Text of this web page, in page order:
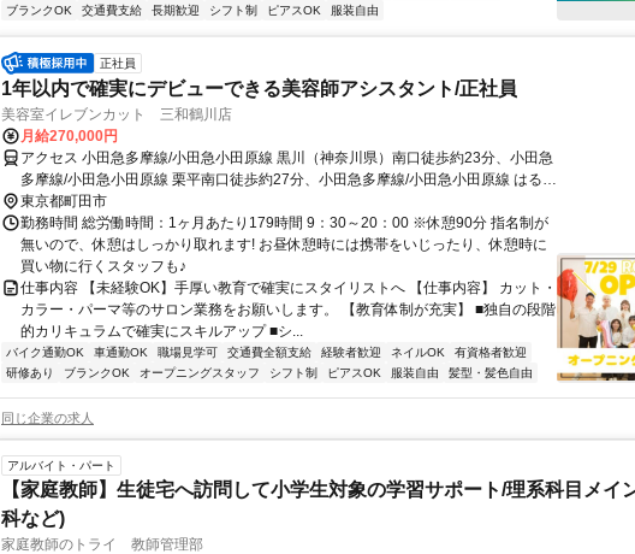
ブランクOK
交通費支給 長期歓迎 シフト制 ピアスOK 服装自由
正社員
1年以内で確実にデビューできる美容師アシスタント/正社員
美容室イレブンカット 三和鶴川店
月給270,000円
アクセス 小田急多摩線/小田急小田原線 黒川（神奈川県）南口徒歩約23分、小田急
多摩線/小田急小田原線 栗平南口徒歩約27分、小田急多摩線/小田急小田原線 はるひ
野南口徒歩約35分
東京都町田市
勤務時間 総労働時間：1ヶ月あたり179時間 9：30～20：00 ※休憩90分 指名制が
無いので、休憩はしっかり取れます! お昼休憩時には携帯をいじったり、休憩時に
買い物に行くスタッフも♪
仕事内容 【未経験OK】手厚い教育で確実にスタイリストへ 【仕事内容】 カット・
カラー・パーマ等のサロン業務をお願いします。 【教育体制が充実】 ■独自の段階
的カリキュラムで確実にスキルアップ ■シ...
バイク通勤OK 車通勤OK 職場見学可 交通費全額支給 経験者歓迎 ネイルOK
有資格者歓迎
研修あり
ブランクOK オープニングスタッフ シフト制 ピアスOK 服装自由 髪型・髪色自由
同じ企業の求人
アルバイト・パート
【家庭教師】生徒宅へ訪問して小学生対象の学習サポート/理系科目メイ
科など)
家庭教師のトライ 教師管理部